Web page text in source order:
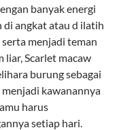
banyak energi
di angkat atau d ilatih
menjadi teman
liar, Scarlet macaw
burung sebagai
kawanannya
harus
setiap hari.